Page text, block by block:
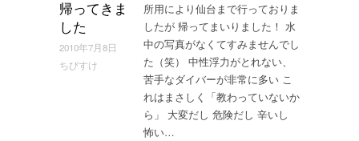
帰ってきま
した
2010年7月8日
ちびすけ
所用により仙台まで行っておりま
したが 帰ってまいりました！ 水
中の写真がなくてすみませんでし
た（笑） 中性浮力がとれない、
苦手なダイバーが非常に多い こ
れはまさしく「教わっていないか
ら」 大変だし 危険だし 辛いし
怖い…